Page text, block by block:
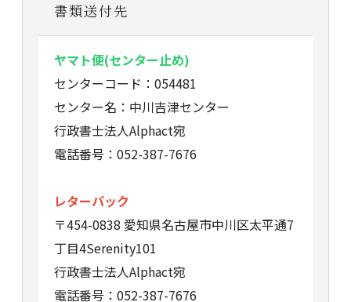
書類送付先
ヤマト便(センター止め)
センターコード：054481
センター名：中川吉津センター
行政書士法人Alphact宛
電話番号：052-387-7676
レターパック
〒454-0838 愛知県名古屋市中川区太平通7
丁目4Serenity101
行政書士法人Alphact宛
電話番号：052-387-7676